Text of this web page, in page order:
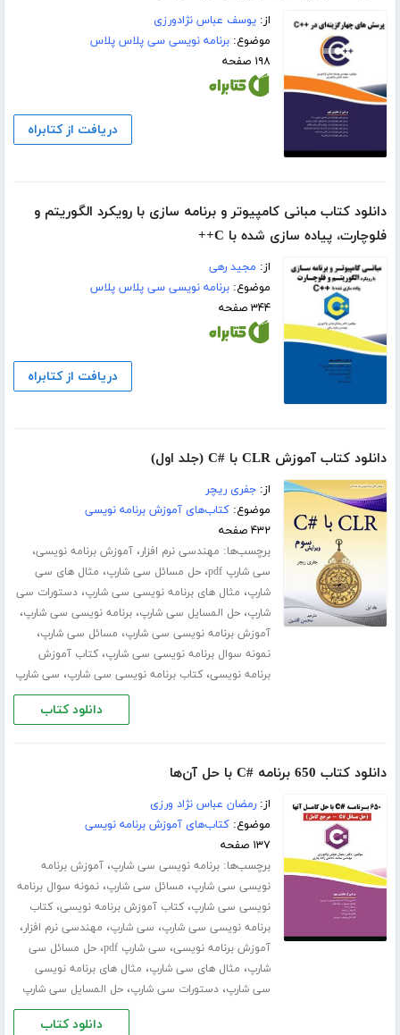
از:یوسف عباس نژادورزی
موضوع:برنامه نویسی سی پلاس پلاس
۱۹۸ صفحه
دریافت از کتابراه
دانلود کتاب مبانی کامپیوتر و برنامه سازی با رویکرد الگوریتم و
فلوچارت، پیاده سازی شده با C++
از: مجید رهی
موضوع:برنامه نویسی سی پلاس پلاس
۳۴۴ صفحه
دریافت از کتابراه
دانلود کتاب آموزش CLR با #C (جلد اول)
از:جفری ریچر
موضوع:کتاب‌های آموزش برنامه نویسی
۴۳۲ صفحه
برچسب‌ها: مهندسی نرم افزار،آموزش برنامه نویسی،
سی شارپ pdf ،حل مسائل سی شارپ، مثال های سی
شارپ، مثال های برنامه نویسی سی شارپ،دستورات سی
شارپ،حل المسایل سی شارپ،برنامه نویسی سی شارپ،
آموزش برنامه نویسی سی شارپ، مسائل سی شارپ،
نمونه سوال برنامه نویسی سی شارپ،کتاب آموزش
برنامه نویسی،کتاب برنامه نویسی سی شارپ، سی شارپ
دانلود کتاب
دانلود کتاب 650 برنامه #C با حل آن‌ها
از:رمضان عباس نژاد ورزی
موضوع:کتاب‌های آموزش برنامه نویسی
۱۳۷ صفحه
برچسب‌ها:برنامه نویسی سی شارپ،آموزش برنامه
نویسی سی شارپ، مسائل سی شارپ،نمونه سوال برنامه
نویسی سی شارپ،کتاب آموزش برنامه نویسی،کتاب
برنامه نویسی سی شارپ، سی شارپ، مهندسی نرم افزار،
آموزش برنامه نویسی، سی شارپ pdf ،حل مسائل سی
شارپ، مثال های سی شارپ، مثال های برنامه نویسی
سی شارپ،دستورات سی شارپ،حل المسایل سی شارپ
دانلود کتاب